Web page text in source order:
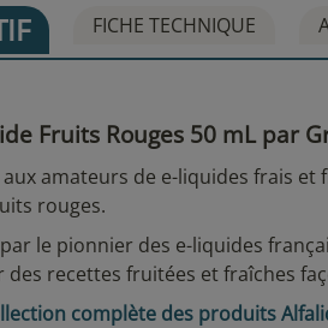
FICHE TECHNIQUE
Fruits Rouges 50 mL par
amateurs de e-liquides frais
rouges.
le pionnier des e-liquides
recettes fruitées et fraîches
complète des produits